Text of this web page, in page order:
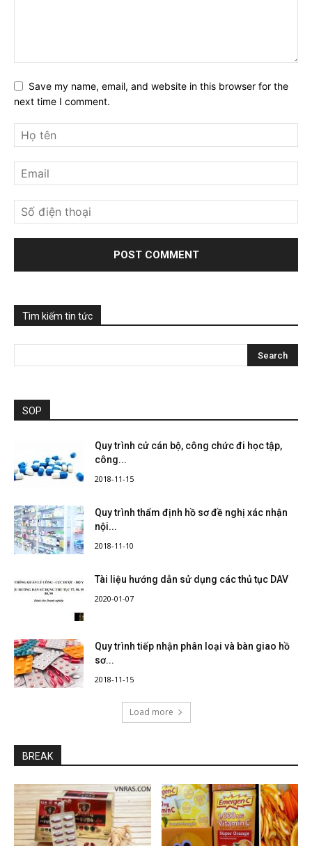
Save my name, email, and website in this browser for the
next time I comment.
Tìm kiếm tin tức
SOP
Quy trình cử cán bộ, công chức đi học tập,
công...
2018-11-15
Quy trình thẩm định hồ sơ đề nghị xác nhận
nội...
2018-11-10
Tài liệu hướng dẫn sử dụng các thủ tục DAV
2020-01-07
Quy trình tiếp nhận phân loại và bàn giao hồ
sơ...
2018-11-15
Load more
BREAK